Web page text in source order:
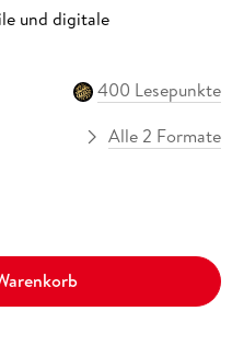
und digitale
400 Lesepunkte
Alle 2 Formate